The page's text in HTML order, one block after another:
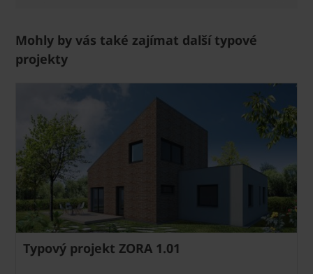
Mohly by vás také zajímat další typové
projekty
Typový projekt ZORA 1.01